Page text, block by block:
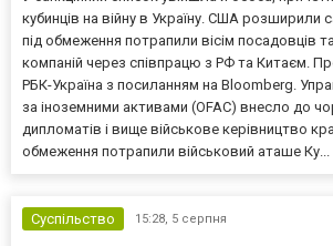
кубинців на війну в Україну. США розширили
під обмеження потрапили вісім посадовців
компаній через співпрацю з РФ та Китаєм.
РБК-Україна з посиланням на Bloomberg.
за іноземними активами (OFAC) внесло до
дипломатів і вище військове керівництво
обмеження потрапили військовий аташе Ку...
Суспільство 15:28, 5 серпня